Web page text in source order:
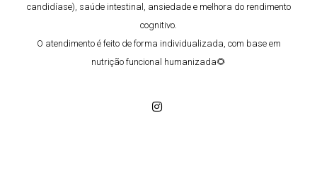
candidíase), saúde intestinal, ansiedade e melhora do rendimento
cognitivo.
O atendimento é feito de forma individualizada, com base em
nutrição funcional humanizada🌻